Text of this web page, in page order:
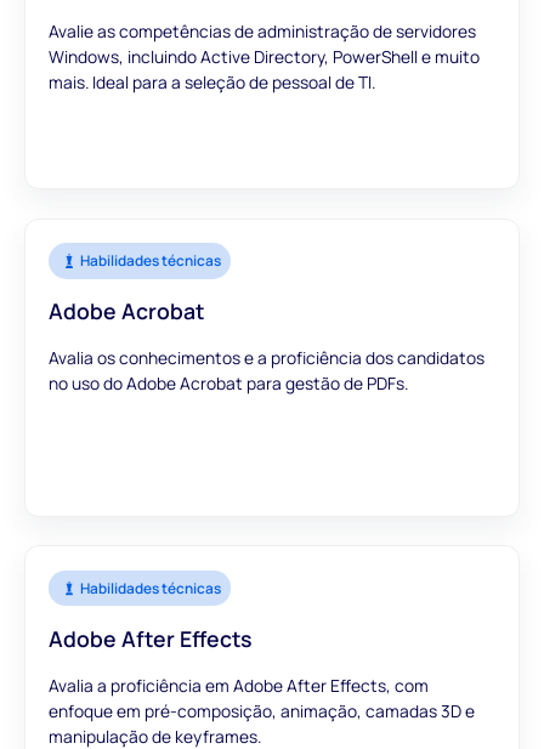
Avalie as competências de administração de servidores
Windows, incluindo Active Directory, PowerShell e muito
mais. Ideal para a seleção de pessoal de TI.
Habilidades técnicas
Adobe Acrobat
Avalia os conhecimentos e a proficiência dos candidatos
no uso do Adobe Acrobat para gestão de PDFs.
Habilidades técnicas
Adobe After Effects
Avalia a proficiência em Adobe After Effects, com
enfoque em pré-composição, animação, camadas 3D e
manipulação de keyframes.